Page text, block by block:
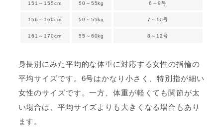
151～155cm 50～55kg 6～9号
156～160cm 50～55kg 7～10号
161～170cm 55～60kg 8～12号
身長別にみた平均的な体重に対応する女性の指輪の
平均サイズです。6号はかなり小さく、特別指が細い
女性のサイズです。一方、体重が軽くても関節が太
い場合は、平均サイズよりも大きくなる場合もあり
ます。